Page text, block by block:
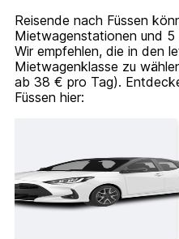
Reisende nach Füssen
Mietwagenstationen und
Wir empfehlen, die in den
Mietwagenklasse zu
ab 38 € pro Tag).
Füssen hier: